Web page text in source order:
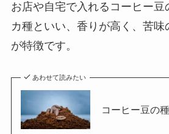
お店や自宅で入れるコーヒー豆
カ種といい、香りが高く、苦味
が特徴です。
あわせて読みたい
コーヒー豆の